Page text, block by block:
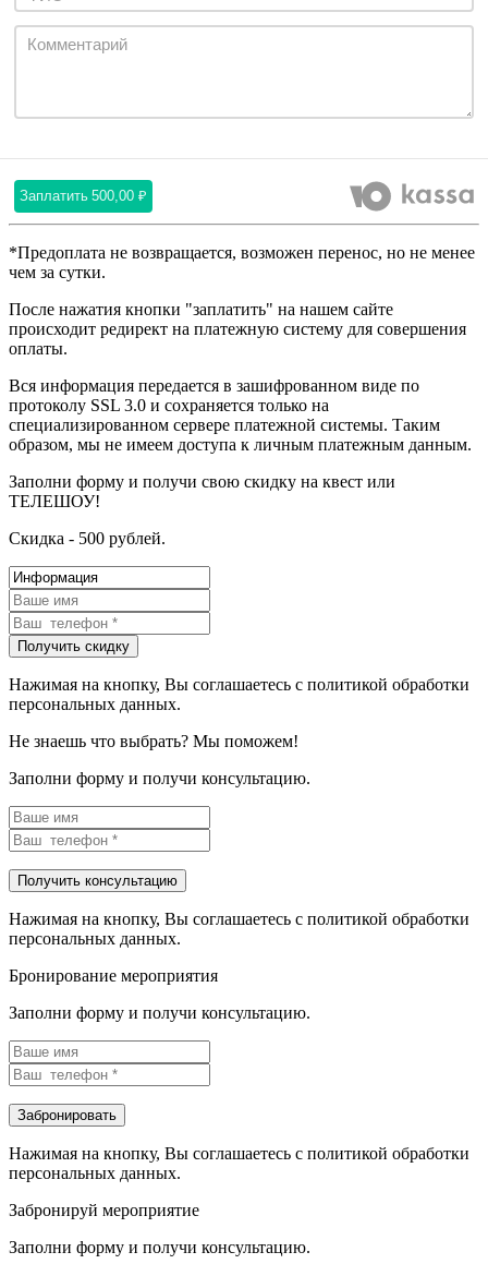
Заплатить 500,00 ₽
*Предоплата не возвращается, возможен перенос, но не менее
чем за сутки.
После нажатия кнопки "заплатить" на нашем сайте
происходит редирект на платежную систему для совершения
оплаты.
Вся информация передается в зашифрованном виде по
протоколу SSL 3.0 и сохраняется только на
специализированном сервере платежной системы. Таким
образом, мы не имеем доступа к личным платежным данным.
Заполни форму и получи свою скидку на квест или
ТЕЛЕШОУ!
Скидка - 500 рублей.
Нажимая на кнопку, Вы соглашаетесь с политикой обработки
персональных данных.
Не знаешь что выбрать? Мы поможем!
Заполни форму и получи консультацию.
Нажимая на кнопку, Вы соглашаетесь с политикой обработки
персональных данных.
Бронирование мероприятия
Заполни форму и получи консультацию.
Нажимая на кнопку, Вы соглашаетесь с политикой обработки
персональных данных.
Забронируй мероприятие
Заполни форму и получи консультацию.